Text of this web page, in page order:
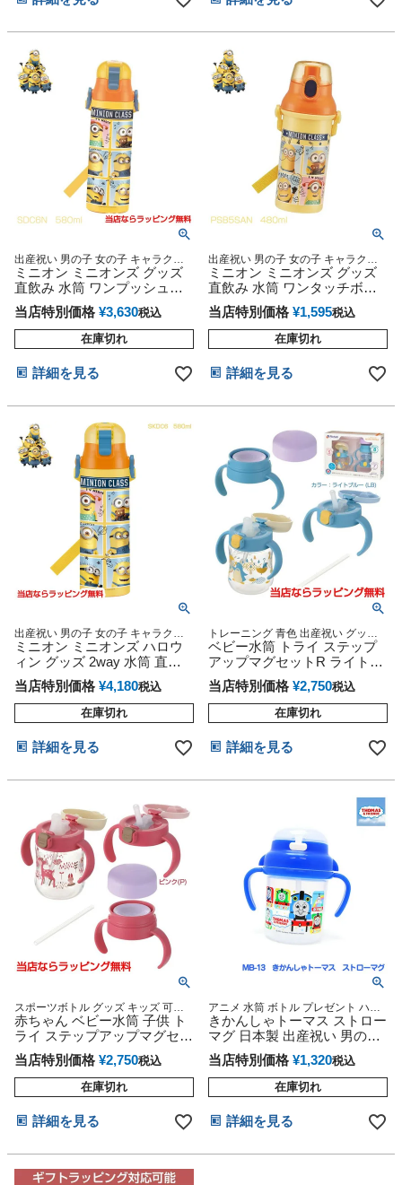
出産祝い 男の子 女の子 キャラクタ
ー USJ 人気 ラッピング プレゼント
メッセージカード 熨斗
ミニオン ミニオンズ グッズ
直飲み 水筒 ワンプッシュダ
イレクトボトル スケーター
当店特別価格 ¥3,630税込
在庫切れ
詳細を見る
出産祝い 男の子 女の子 キャラクタ
ー USJ ハロウィン 人気 食洗機対応
プレゼント 専門
ミニオン ミニオンズ グッズ
直飲み 水筒 ワンタッチボト
ル マグ スケーター 日本製
当店特別価格 ¥1,595税込
在庫切れ
詳細を見る
出産祝い 男の子 女の子 キャラクタ
ー 人気 ラッピング プレゼント USJ
メッセージカード 熨斗 専門
ミニオン ミニオンズ ハロウ
ィン グッズ 2way 水筒 直飲
み スポーツボトル カバー付
き コップ付き スケーター
当店特別価格 ¥4,180税込
在庫切れ
詳細を見る
トレーニング 青色 出産祝い グッズ
可愛い 人気 赤ちゃん 乳児 幼児 新生
児 男の子 女の子
ベビー水筒 トライ ステップ
アップマグセットR ライトブ
ルー
当店特別価格 ¥2,750税込
在庫切れ
詳細を見る
スポーツボトル グッズ キッズ 可愛
い 人気 女の子 話題 専門
赤ちゃん ベビー水筒 子供 ト
ライ ステップアップマグセッ
トR ピンク(P) トレーニング
レッスン 練習 出産祝い
当店特別価格 ¥2,750税込
在庫切れ
詳細を見る
アニメ 水筒 ボトル プレゼント ハン
ドル ストローフード 専門
きかんしゃトーマス ストロー
マグ 日本製 出産祝い 男の子
女の子 赤ちゃん キャラクタ
ー
当店特別価格 ¥1,320税込
在庫切れ
詳細を見る